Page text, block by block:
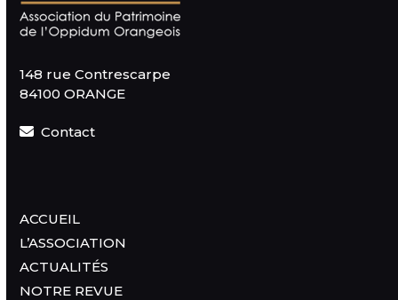
148 rue Contrescarpe
84100 ORANGE
Contact
ACCUEIL
L’ASSOCIATION
ACTUALITÉS
NOTRE REVUE